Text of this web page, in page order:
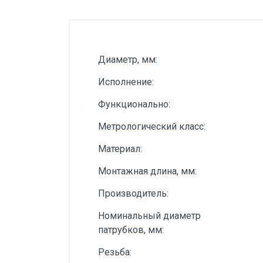
Danfoss
Программное обеспечение
Шаровые краны
Клапаны
Диаметр, мм:
Исполнение:
Функционально:
Метрологический класс:
Материал:
Монтажная длина, мм:
Производитель:
Номинальный диаметр
патрубков, мм:
Резьба: